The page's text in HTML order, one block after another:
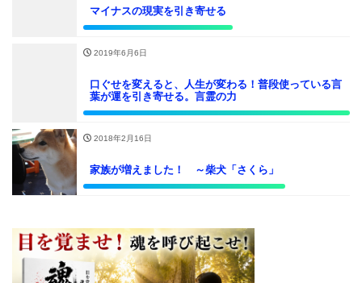
マイナスの現実を引き寄せる
2019年6月6日
口ぐせを変えると、人生が変わる！普段使っている言
葉が運を引き寄せる。言霊の力
2018年2月16日
家族が増えました！ ～柴犬「さくら」